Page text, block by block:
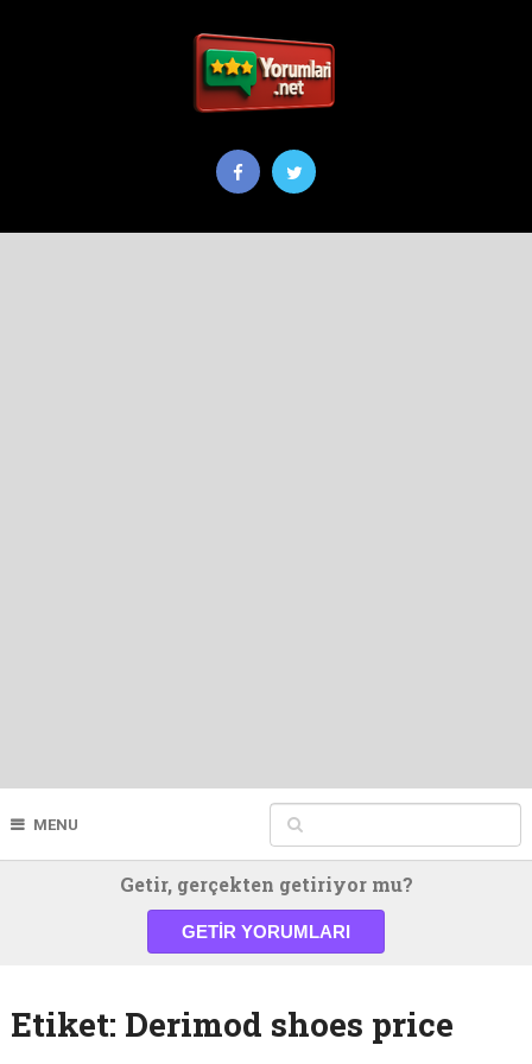
MENU
Getir, gerçekten getiriyor mu?
GETIR YORUMLARI
Etiket: Derimod shoes price